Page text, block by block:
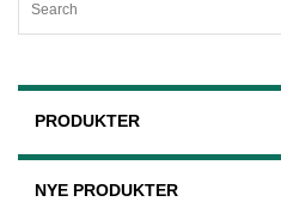
PRODUKTER
NYE PRODUKTER